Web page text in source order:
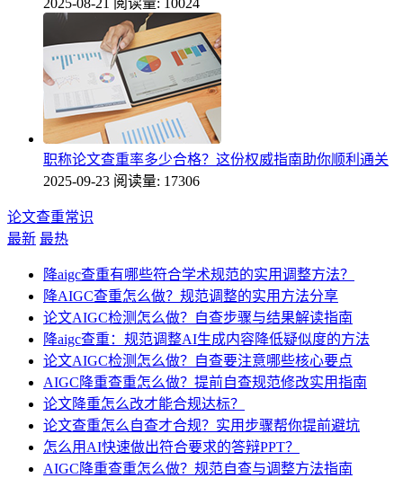
2025-08-21 阅读量: 10024
职称论文查重率多少合格？这份权威指南助你顺利通关
2025-09-23 阅读量: 17306
论文查重常识
最新 最热
降aigc查重有哪些符合学术规范的实用调整方法？
降AIGC查重怎么做？规范调整的实用方法分享
论文AIGC检测怎么做？自查步骤与结果解读指南
降aigc查重：规范调整AI生成内容降低疑似度的方法
论文AIGC检测怎么做？自查要注意哪些核心要点
AIGC降重查重怎么做？提前自查规范修改实用指南
论文降重怎么改才能合规达标？
论文查重怎么自查才合规？实用步骤帮你提前避坑
怎么用AI快速做出符合要求的答辩PPT？
AIGC降重查重怎么做？规范自查与调整方法指南